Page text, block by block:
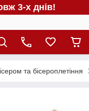
3-х днів!
та бісероплетіння